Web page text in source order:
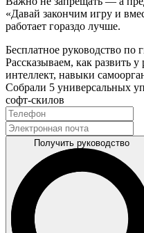
«Давай закончим игру и
работает гораздо лучше.
Бесплатное руководство по
Рассказываем, как развить
интеллект, навыки
Собрали 5 универсальных
софт‑скилов
Получить руководство